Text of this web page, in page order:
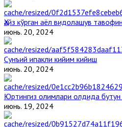
Ҳайз кўрган аёл видолашув
июнь. 20, 2024
Сунъий ипакли кийим кийиш
июнь. 20, 2024
Юртингиз олимлари олдида
июнь. 19, 2024